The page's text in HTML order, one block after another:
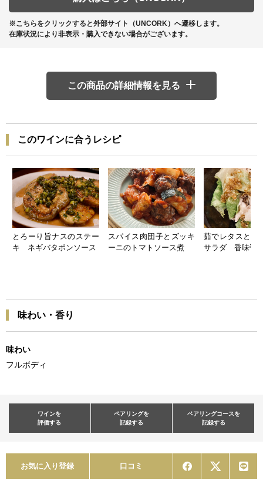
※こちらをクリックすると外部サイト（UNCORK）へ遷移します。
在庫状況により非表示・購入できない場合がございます。
この商品の詳細情報を見る
このワインに合うレシピ
とろーり旨ナスのステー
キ ネギバタポンソース
スパイス肉団子とズッキ
ーニのトマトソース煮
茹でレタスと豚
サラダ 香味醤
味わい・香り
味わい
フルボディ
ワインを
評価する
ペアリングを
記録する
ペアリングコースを
記録する
お気に入り登録 口コミ